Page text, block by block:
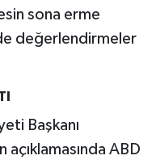
sona erme
değerlendirmeler
Başkanı
ABD